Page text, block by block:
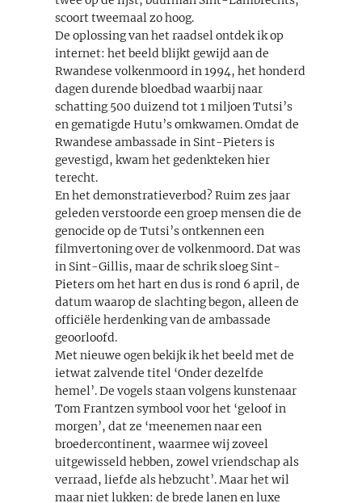
scoort tweemaal zo hoog.
De oplossing van het raadsel ontdek ik op
internet: het beeld blijkt gewijd aan de
Rwandese volkenmoord in 1994, het honderd
dagen durende bloedbad waarbij naar
schatting 500 duizend tot 1 miljoen Tutsi’s
en gematigde Hutu’s omkwamen. Omdat de
Rwandese ambassade in Sint-Pieters is
gevestigd, kwam het gedenkteken hier
terecht.
En het demonstratieverbod? Ruim zes jaar
geleden verstoorde een groep mensen die de
genocide op de Tutsi’s ontkennen een
filmvertoning over de volkenmoord. Dat was
in Sint-Gillis, maar de schrik sloeg Sint-
Pieters om het hart en dus is rond 6 april, de
datum waarop de slachting begon, alleen de
officiële herdenking van de ambassade
geoorloofd.
Met nieuwe ogen bekijk ik het beeld met de
ietwat zalvende titel ‘Onder dezelfde
hemel’. De vogels staan volgens kunstenaar
Tom Frantzen symbool voor het ‘geloof in
morgen’, dat ze ‘meenemen naar een
broedercontinent, waarmee wij zoveel
uitgewisseld hebben, zowel vriendschap als
verraad, liefde als hebzucht’. Maar het wil
maar niet lukken: de brede lanen en luxe